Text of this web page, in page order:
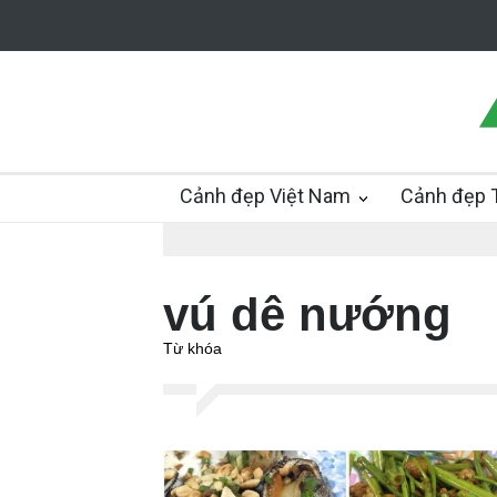
Cảnh đẹp Việt Nam Cảnh đẹp
vú dê nướng
Từ khóa